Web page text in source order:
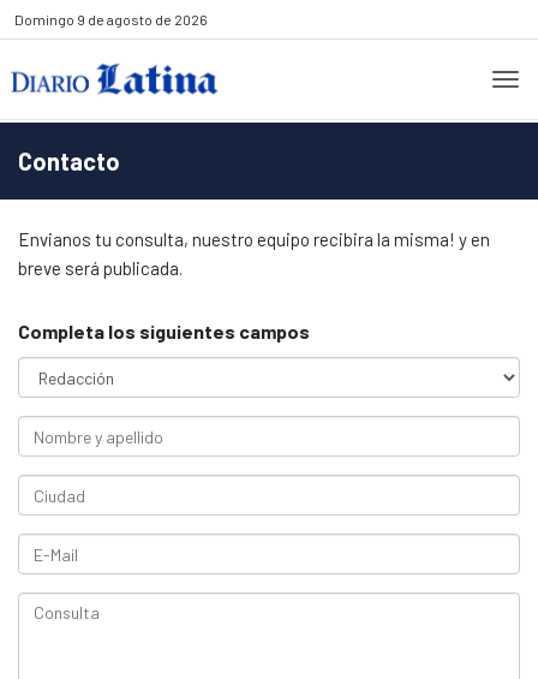
Domingo 9 de agosto de 2026
Contacto
Envianos tu consulta, nuestro equipo recibira la misma! y en
breve será publicada.
Completa los siguientes campos